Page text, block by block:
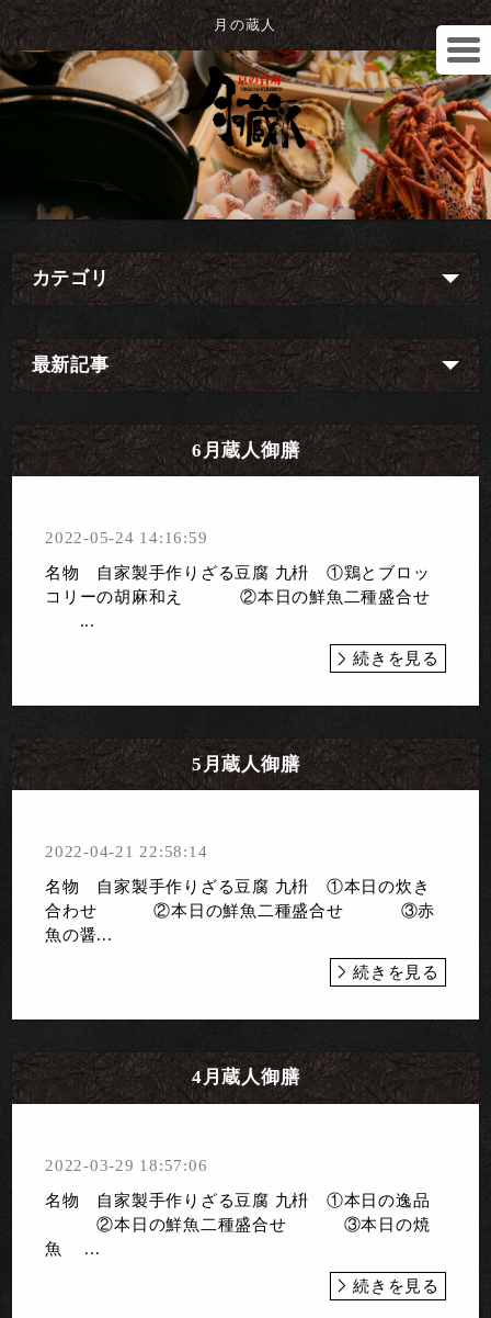
月の蔵人
カテゴリ
最新記事
6月蔵人御膳
2022-05-24 14:16:59
名物 自家製手作りざる豆腐 九枡 ①鶏とブロッ
コリーの胡麻和え ②本日の鮮魚二種盛合せ
...
続きを見る
5月蔵人御膳
2022-04-21 22:58:14
名物 自家製手作りざる豆腐 九枡 ①本日の炊き
合わせ ②本日の鮮魚二種盛合せ ③赤
魚の醤...
続きを見る
4月蔵人御膳
2022-03-29 18:57:06
名物 自家製手作りざる豆腐 九枡 ①本日の逸品
②本日の鮮魚二種盛合せ ③本日の焼
魚 ...
続きを見る